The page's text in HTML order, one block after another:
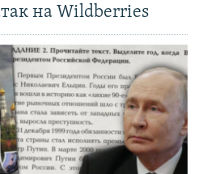
на Wildberries